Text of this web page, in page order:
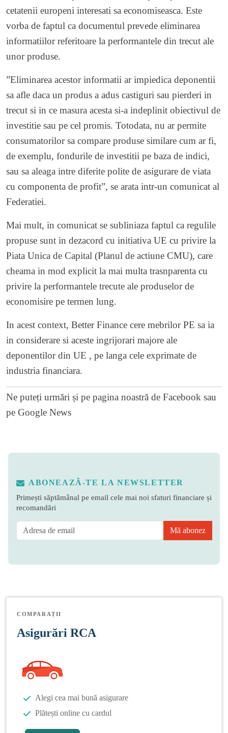
cetatenii europeni interesati sa economiseasca. Este
vorba de faptul ca documentul prevede eliminarea
informatiilor referitoare la performantele din trecut ale
unor produse.
”Eliminarea acestor informatii ar impiedica deponentii
sa afle daca un produs a adus castiguri sau pierderi in
trecut si in ce masura acesta si-a indeplinit obiectivul de
investitie sau pe cel promis. Totodata, nu ar permite
consumatorilor sa compare produse similare cum ar fi,
de exemplu, fondurile de investitii pe baza de indici,
sau sa aleaga intre diferite polite de asigurare de viata
cu componenta de profit”, se arata intr-un comunicat al
Federatiei.
Mai mult, in comunicat se subliniaza faptul ca regulile
propuse sunt in dezacord cu initiativa UE cu privire la
Piata Unica de Capital (Planul de actiune CMU), care
cheama in mod explicit la mai multa trasnparenta cu
privire la performantele trecute ale produselor de
economisire pe termen lung.
In acest context, Better Finance cere mebrilor PE sa ia
in considerare si aceste ingrijorari majore ale
deponentilor din UE , pe langa cele exprimate de
industria financiara.
Ne puteți urmări și pe pagina noastră de Facebook sau
pe Google News
ABONEAZĂ-TE LA NEWSLETTER
Primești săptămânal pe email cele mai noi sfaturi financiare și
recomandări
Mă abonez
COMPARAȚII
Asigurări RCA
Alegi cea mai bună asigurare
Plătești online cu cardul